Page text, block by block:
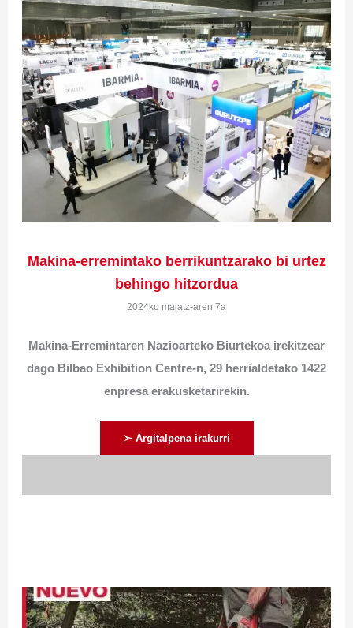
Makina-erremintako berrikuntzarako bi urtez
behingo hitzordua
2024ko maiatz-aren 7a
Makina-Erremintaren Nazioarteko Biurtekoa irekitzear
dago Bilbao Exhibition Centre-n, 29 herrialdetako 1422
enpresa erakusketarirekin.
➢ Argitalpena irakurri